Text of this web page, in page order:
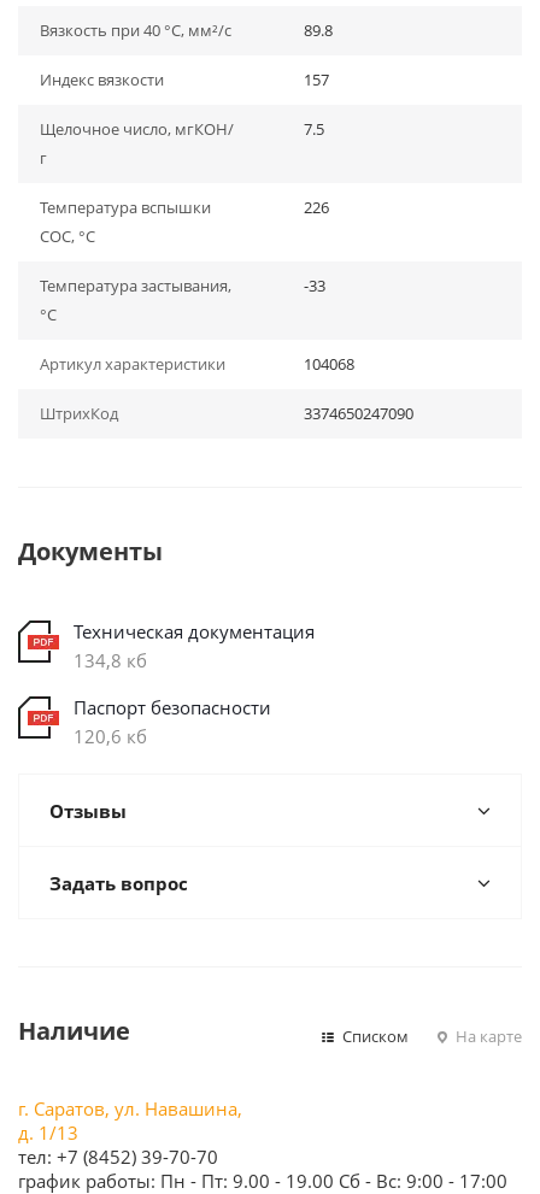
Вязкость при 40 °C, мм²/с 89.8
Индекс вязкости 157
Щелочное число, мгКОН/
г
7.5
Температура вспышки
СОС, °С
226
Температура застывания,
°С
-33
Артикул характеристики 104068
ШтрихКод 3374650247090
Документы
Техническая документация
134,8 кб
Паспорт безопасности
120,6 кб
Отзывы
Задать вопрос
Наличие Списком На карте
г. Саратов, ул. Навашина,
д. 1/13
тел: +7 (8452) 39-70-70
график работы: Пн - Пт: 9.00 - 19.00 Сб - Вс: 9:00 - 17:00